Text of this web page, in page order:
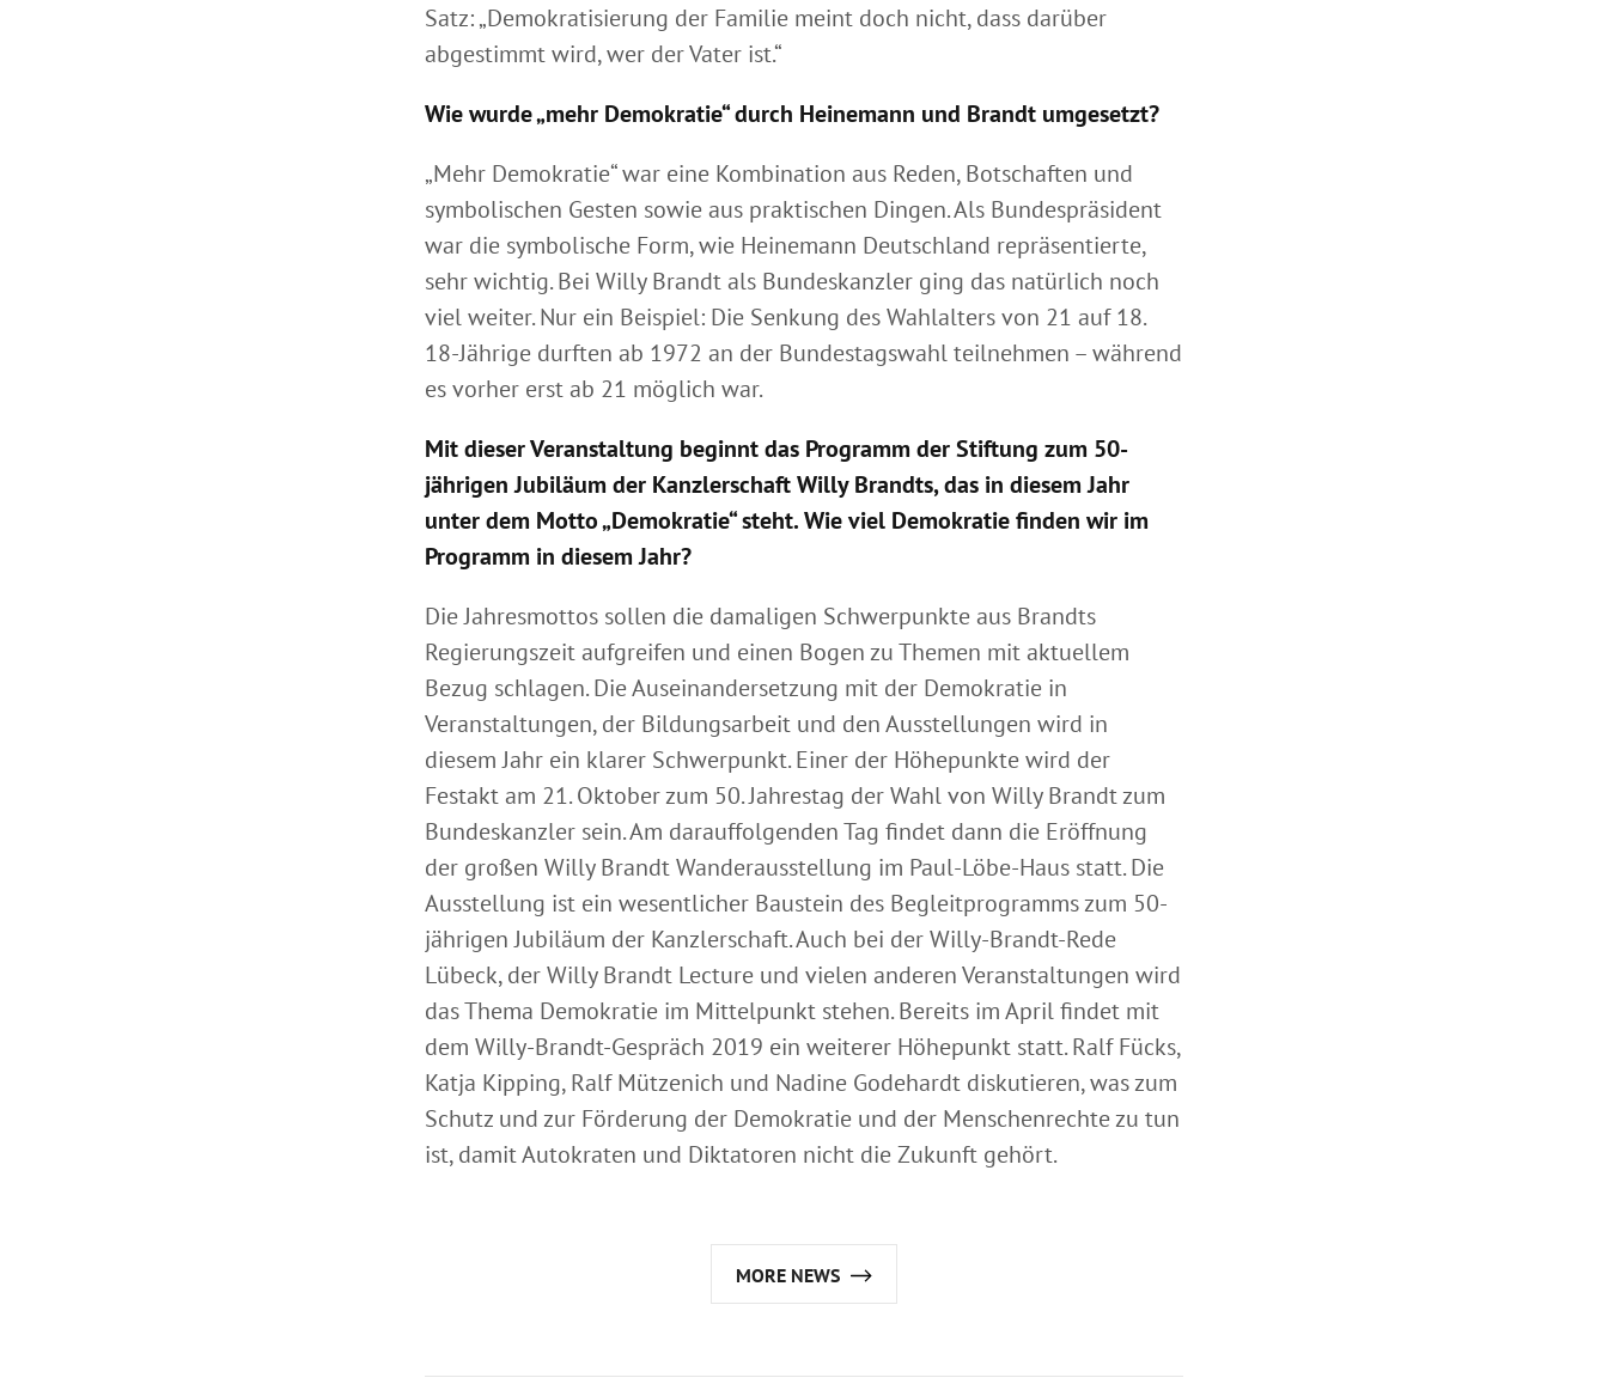
Satz: „Demokratisierung der Familie meint doch nicht, dass darüber
abgestimmt wird, wer der Vater ist.“
Wie wurde „mehr Demokratie“ durch Heinemann und Brandt umgesetzt?
„Mehr Demokratie“ war eine Kombination aus Reden, Botschaften und
symbolischen Gesten sowie aus praktischen Dingen. Als Bundespräsident
war die symbolische Form, wie Heinemann Deutschland repräsentierte,
sehr wichtig. Bei Willy Brandt als Bundeskanzler ging das natürlich noch
viel weiter. Nur ein Beispiel: Die Senkung des Wahlalters von 21 auf 18.
18-Jährige durften ab 1972 an der Bundestagswahl teilnehmen – während
es vorher erst ab 21 möglich war.
Mit dieser Veranstaltung beginnt das Programm der Stiftung zum 50-
jährigen Jubiläum der Kanzlerschaft Willy Brandts, das in diesem Jahr
unter dem Motto „Demokratie“ steht. Wie viel Demokratie finden wir im
Programm in diesem Jahr?
Die Jahresmottos sollen die damaligen Schwerpunkte aus Brandts
Regierungszeit aufgreifen und einen Bogen zu Themen mit aktuellem
Bezug schlagen. Die Auseinandersetzung mit der Demokratie in
Veranstaltungen, der Bildungsarbeit und den Ausstellungen wird in
diesem Jahr ein klarer Schwerpunkt. Einer der Höhepunkte wird der
Festakt am 21. Oktober zum 50. Jahrestag der Wahl von Willy Brandt zum
Bundeskanzler sein. Am darauffolgenden Tag findet dann die Eröffnung
der großen Willy Brandt Wanderausstellung im Paul-Löbe-Haus statt. Die
Ausstellung ist ein wesentlicher Baustein des Begleitprogramms zum 50-
jährigen Jubiläum der Kanzlerschaft. Auch bei der Willy-Brandt-Rede
Lübeck, der Willy Brandt Lecture und vielen anderen Veranstaltungen wird
das Thema Demokratie im Mittelpunkt stehen. Bereits im April findet mit
dem Willy-Brandt-Gespräch 2019 ein weiterer Höhepunkt statt. Ralf Fücks,
Katja Kipping, Ralf Mützenich und Nadine Godehardt diskutieren, was zum
Schutz und zur Förderung der Demokratie und der Menschenrechte zu tun
ist, damit Autokraten und Diktatoren nicht die Zukunft gehört.
MORE NEWS